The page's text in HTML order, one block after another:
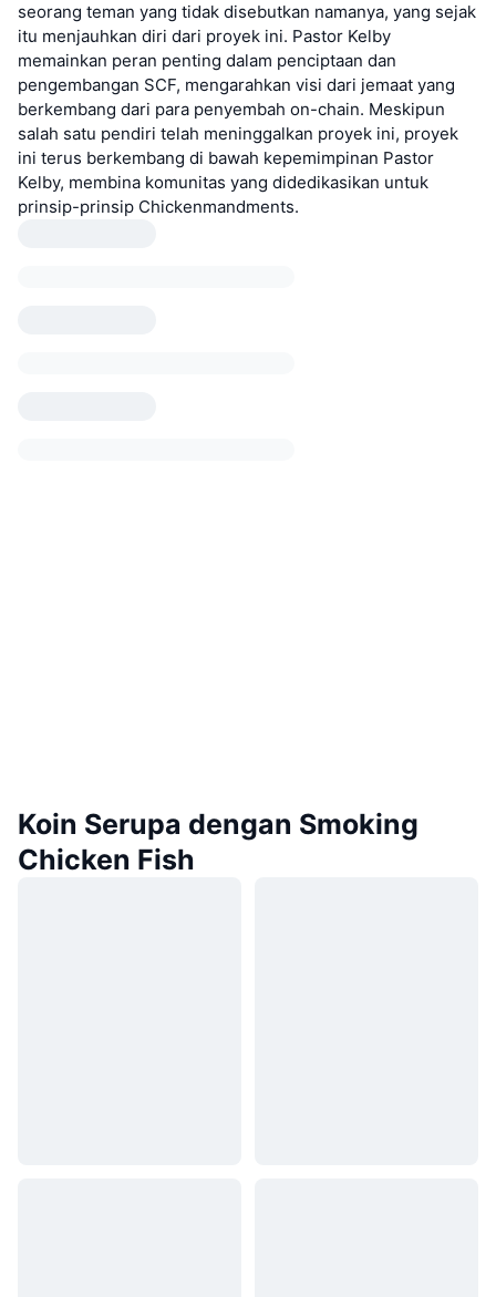
seorang teman yang tidak disebutkan namanya, yang sejak
itu menjauhkan diri dari proyek ini. Pastor Kelby
memainkan peran penting dalam penciptaan dan
pengembangan SCF, mengarahkan visi dari jemaat yang
berkembang dari para penyembah on-chain. Meskipun
salah satu pendiri telah meninggalkan proyek ini, proyek
ini terus berkembang di bawah kepemimpinan Pastor
Kelby, membina komunitas yang didedikasikan untuk
prinsip-prinsip Chickenmandments.
Koin Serupa dengan Smoking
Chicken Fish